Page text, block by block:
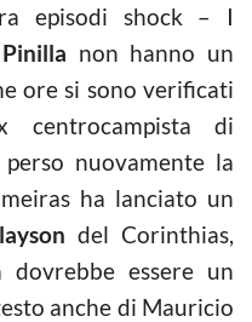
episodi shock – I
non hanno un
ore si sono verificati
centrocampista di
nuovamente la
ha lanciato un
del Corinthias,
essere un
anche di Mauricio